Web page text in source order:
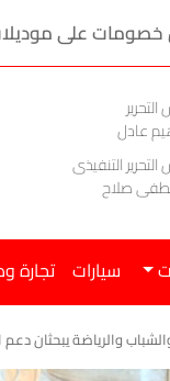
دولار في 7 أشهر
عادل
التحرير التنفيذى
صلاح
سيارات تجارة
والشباب والرياضة يبحثان